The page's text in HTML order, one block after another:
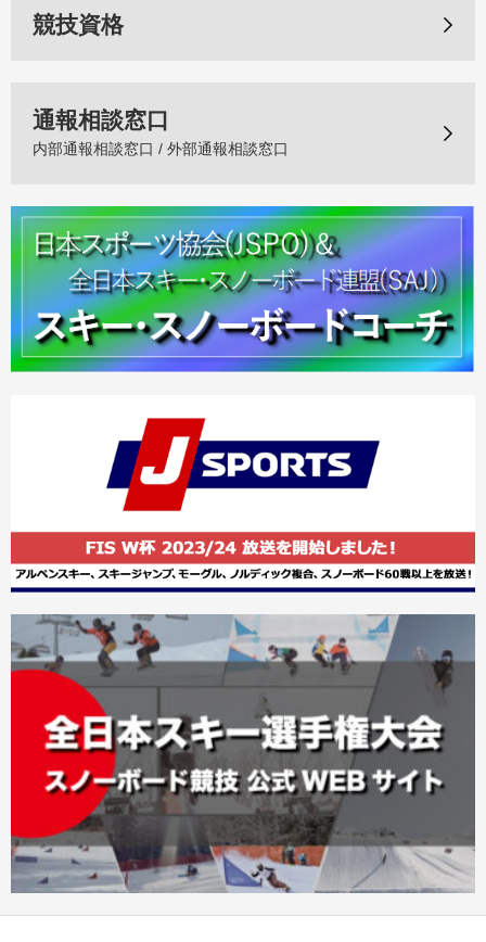
競技資格
通報相談窓口
内部通報相談窓口 / 外部通報相談窓口